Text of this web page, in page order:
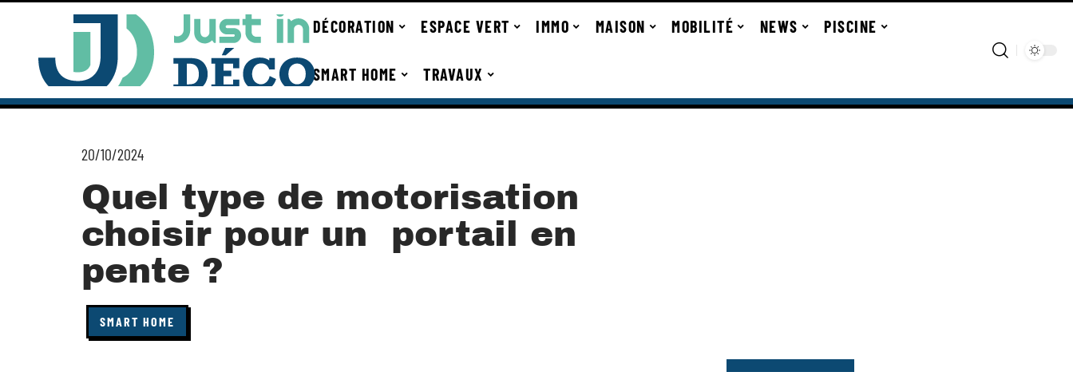
DÉCORATION ESPACE VERT IMMO MAISON MOBILITÉ NEWS PISCINE
SMART HOME TRAVAUX
20/10/2024
Quel type de motorisation
choisir pour un portail en
pente ?
SMART HOME